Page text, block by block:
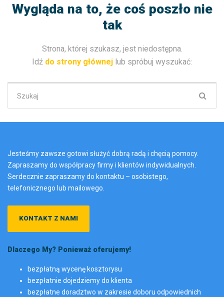
Wygląda na to, że coś poszło nie
tak
Strona, której szukasz, jest niedostępna.
Idź do strony głównej lub spróbuj wyszukać:
Jesteśmy zawsze gotowi służyć dobrą radą i chęcią pomocy.
Zapraszamy do współpracy firmy i klientów indywidualnych.
Serdecznie zapraszamy do kontaktu – osobistego,
telefonicznego lub mailowego.
KONTAKT Z NAMI
Dlaczego My? Ponieważ oferujemy!
bezpłatną wycenę kosztorysu
bezpłatnie dojedziemy do klienta
bezpłatne doradztwo w zakresie doboru odpowiednich